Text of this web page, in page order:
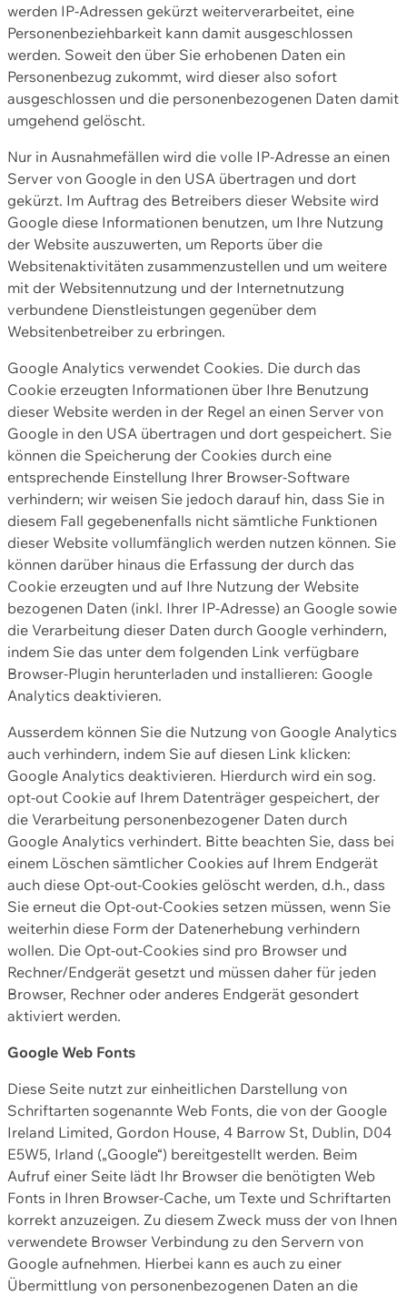
werden IP-Adressen gekürzt weiterverarbeitet, eine
Personenbeziehbarkeit kann damit ausgeschlossen
werden. Soweit den über Sie erhobenen Daten ein
Personenbezug zukommt, wird dieser also sofort
ausgeschlossen und die personenbezogenen Daten damit
umgehend gelöscht.
Nur in Ausnahmefällen wird die volle IP-Adresse an einen
Server von Google in den USA übertragen und dort
gekürzt. Im Auftrag des Betreibers dieser Website wird
Google diese Informationen benutzen, um Ihre Nutzung
der Website auszuwerten, um Reports über die
Websitenaktivitäten zusammenzustellen und um weitere
mit der Websitennutzung und der Internetnutzung
verbundene Dienstleistungen gegenüber dem
Websitenbetreiber zu erbringen.
Google Analytics verwendet Cookies. Die durch das
Cookie erzeugten Informationen über Ihre Benutzung
dieser Website werden in der Regel an einen Server von
Google in den USA übertragen und dort gespeichert. Sie
können die Speicherung der Cookies durch eine
entsprechende Einstellung Ihrer Browser-Software
verhindern; wir weisen Sie jedoch darauf hin, dass Sie in
diesem Fall gegebenenfalls nicht sämtliche Funktionen
dieser Website vollumfänglich werden nutzen können. Sie
können darüber hinaus die Erfassung der durch das
Cookie erzeugten und auf Ihre Nutzung der Website
bezogenen Daten (inkl. Ihrer IP-Adresse) an Google sowie
die Verarbeitung dieser Daten durch Google verhindern,
indem Sie das unter dem folgenden Link verfügbare
Browser-Plugin herunterladen und installieren: Google
Analytics deaktivieren.
Ausserdem können Sie die Nutzung von Google Analytics
auch verhindern, indem Sie auf diesen Link klicken:
Google Analytics deaktivieren. Hierdurch wird ein sog.
opt-out Cookie auf Ihrem Datenträger gespeichert, der
die Verarbeitung personenbezogener Daten durch
Google Analytics verhindert. Bitte beachten Sie, dass bei
einem Löschen sämtlicher Cookies auf Ihrem Endgerät
auch diese Opt-out-Cookies gelöscht werden, d.h., dass
Sie erneut die Opt-out-Cookies setzen müssen, wenn Sie
weiterhin diese Form der Datenerhebung verhindern
wollen. Die Opt-out-Cookies sind pro Browser und
Rechner/Endgerät gesetzt und müssen daher für jeden
Browser, Rechner oder anderes Endgerät gesondert
aktiviert werden.
Google Web Fonts
Diese Seite nutzt zur einheitlichen Darstellung von
Schriftarten sogenannte Web Fonts, die von der Google
Ireland Limited, Gordon House, 4 Barrow St, Dublin, D04
E5W5, Irland („Google“) bereitgestellt werden. Beim
Aufruf einer Seite lädt Ihr Browser die benötigten Web
Fonts in Ihren Browser-Cache, um Texte und Schriftarten
korrekt anzuzeigen. Zu diesem Zweck muss der von Ihnen
verwendete Browser Verbindung zu den Servern von
Google aufnehmen. Hierbei kann es auch zu einer
Übermittlung von personenbezogenen Daten an die